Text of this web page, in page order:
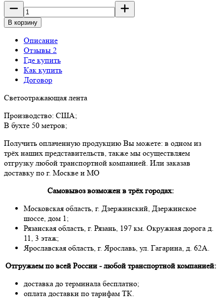
В корзину
Описание
Отзывы 2
Где купить
Как купить
Договор
Светоотражающая лента
Производство: США;
В бухте 50 метров;
Получить оплаченную продукцию Вы можете: в одном из
трёх наших представительств, также мы осуществляем
отгрузку любой транспортной компанией. Или заказав
доставку по г. Москве и МО
Самовывоз возможен в трёх городах:
Московская область, г. Дзержинский, Дзержинское
шоссе, дом 1;
Рязанская область, г. Рязань, 197 км. Окружная дорога д.
11, 3 этаж;
Ярославская область, г. Ярославь, ул. Гагарина, д. 62А.
Отгружаем по всей России - любой транспортной компанией:
доставка до терминала бесплатно;
оплата доставки по тарифам ТК.